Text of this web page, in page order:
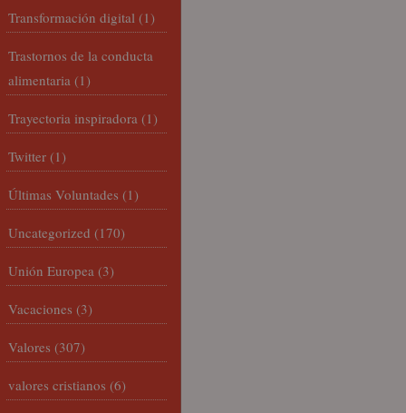
Transformación digital (1)
Trastornos de la conducta
alimentaria (1)
Trayectoria inspiradora (1)
Twitter (1)
Últimas Voluntades (1)
Uncategorized (170)
Unión Europea (3)
Vacaciones (3)
Valores (307)
valores cristianos (6)